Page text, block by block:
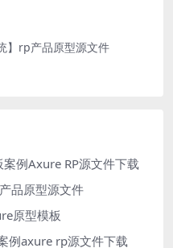
】rp产品原型源文件
例Axure RP源文件下载
品原型源文件
原型模板
例axure rp源文件下载